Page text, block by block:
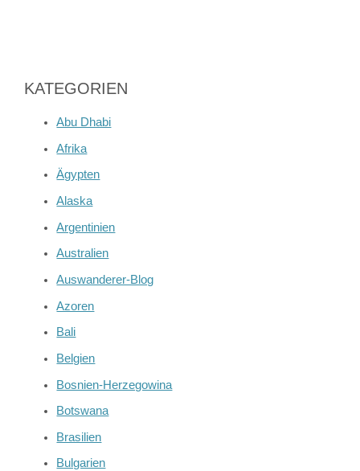
KATEGORIEN
Abu Dhabi
Afrika
Ägypten
Alaska
Argentinien
Australien
Auswanderer-Blog
Azoren
Bali
Belgien
Bosnien-Herzegowina
Botswana
Brasilien
Bulgarien